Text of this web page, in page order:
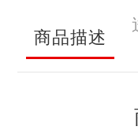
商品描述